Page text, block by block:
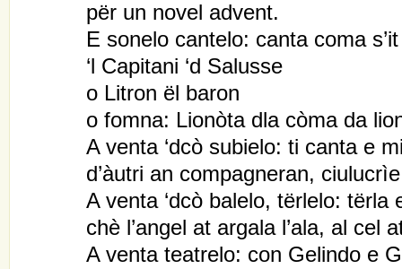
për un novel advent.
E sonelo cantelo: canta coma
‘l Capitani ‘d Salusse
o Litron ël baron
o fomna: Lionòta dla còma da
A venta ‘dcò subielo: ti canta e
d’àutri an compagneran,
A venta ‘dcò balelo, tërlelo: tërla
chè l’angel at argala l’ala, al cel
A venta teatrelo: con Gelindo e